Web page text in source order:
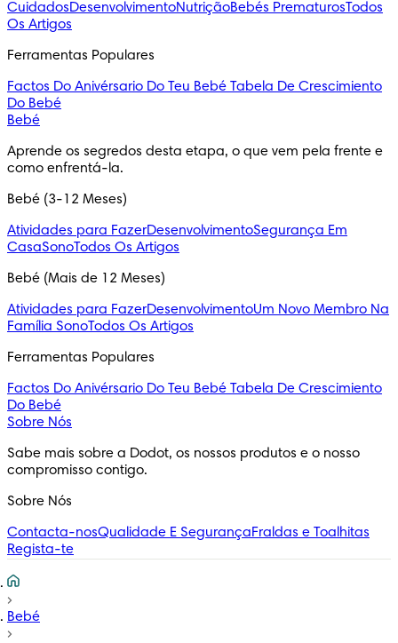
CuidadosDesenvolvimentoNutriçãoBebés PrematurosTodos
Os Artigos
Ferramentas Populares
Factos Do Anivérsario Do Teu Bebé Tabela De Crescimiento
Do Bebé
Bebé
Aprende os segredos desta etapa, o que vem pela frente e
como enfrentá-la.
Bebé (3-12 Meses)
Atividades para FazerDesenvolvimentoSegurança Em
CasaSonoTodos Os Artigos
Bebé (Mais de 12 Meses)
Atividades para FazerDesenvolvimentoUm Novo Membro Na
Família SonoTodos Os Artigos
Ferramentas Populares
Factos Do Anivérsario Do Teu Bebé Tabela De Crescimiento
Do Bebé
Sobre Nós
Sabe mais sobre a Dodot, os nossos produtos e o nosso
compromisso contigo.
Sobre Nós
Contacta-nosQualidade E SegurançaFraldas e Toalhitas
Regista-te
Bebé